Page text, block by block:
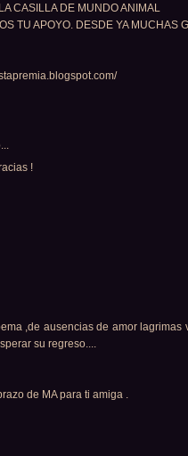
CASILLA DE MUNDO ANIMAL
TU APOYO. DESDE YA MUCHAS
!
,de ausencias de amor
su regreso....
de MA para ti amiga .